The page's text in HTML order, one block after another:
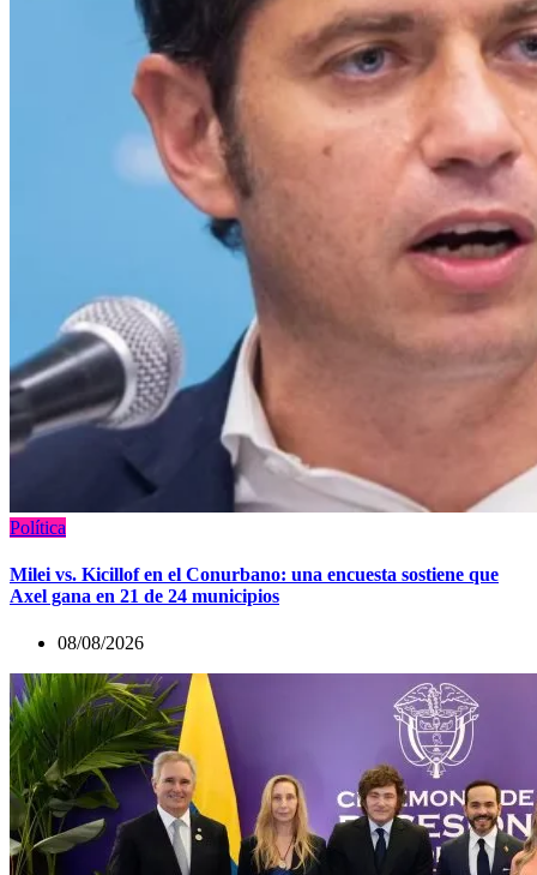
Política
Milei vs. Kicillof en el Conurbano: una encuesta sostiene que
Axel gana en 21 de 24 municipios
08/08/2026